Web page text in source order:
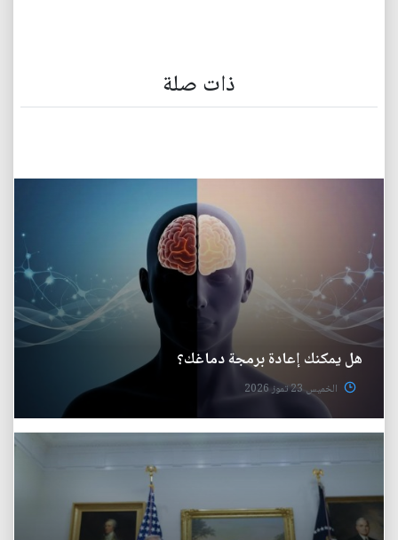
ذات صلة
هل يمكنك إعادة برمجة دماغك؟
الخميس 23 تموز 2026